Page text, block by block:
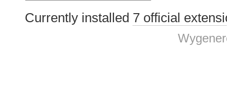
Currently installed 7 official